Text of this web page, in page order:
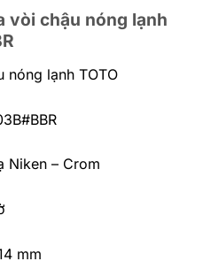
vòi chậu nóng lạnh
nóng lạnh TOTO
Niken – Crom
mm